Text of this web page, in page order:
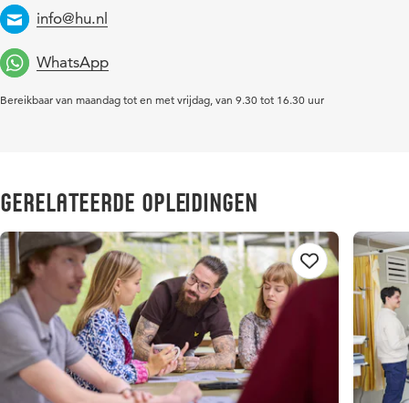
Email
info@hu.nl
WhatsApp
Bereikbaar van maandag tot en met vrijdag, van 9.30 tot 16.30 uur
Gerelateerde opleidingen